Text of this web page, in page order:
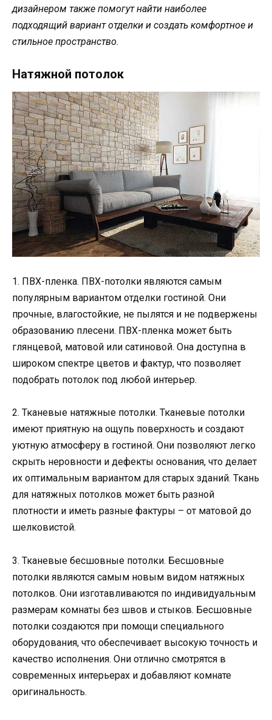
дизайнером также помогут найти наиболее
подходящий вариант отделки и создать комфортное и
стильное пространство.
Натяжной потолок
1. ПВХ-пленка. ПВХ-потолки являются самым
популярным вариантом отделки гостиной. Они
прочные, влагостойкие, не пылятся и не подвержены
образованию плесени. ПВХ-пленка может быть
глянцевой, матовой или сатиновой. Она доступна в
широком спектре цветов и фактур, что позволяет
подобрать потолок под любой интерьер.
2. Тканевые натяжные потолки. Тканевые потолки
имеют приятную на ощупь поверхность и создают
уютную атмосферу в гостиной. Они позволяют легко
скрыть неровности и дефекты основания, что делает
их оптимальным вариантом для старых зданий. Ткань
для натяжных потолков может быть разной
плотности и иметь разные фактуры – от матовой до
шелковистой.
3. Тканевые бесшовные потолки. Бесшовные
потолки являются самым новым видом натяжных
потолков. Они изготавливаются по индивидуальным
размерам комнаты без швов и стыков. Бесшовные
потолки создаются при помощи специального
оборудования, что обеспечивает высокую точность и
качество исполнения. Они отлично смотрятся в
современных интерьерах и добавляют комнате
оригинальность.